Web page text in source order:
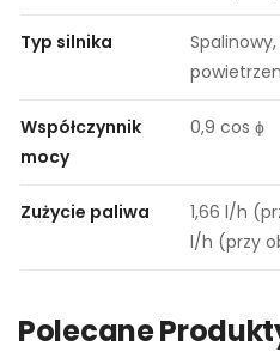
Typ silnika
Współczynnik
mocy
0,9 cos ϕ
Zużycie paliwa
1,66 l/h
l/h (przy
Polecane